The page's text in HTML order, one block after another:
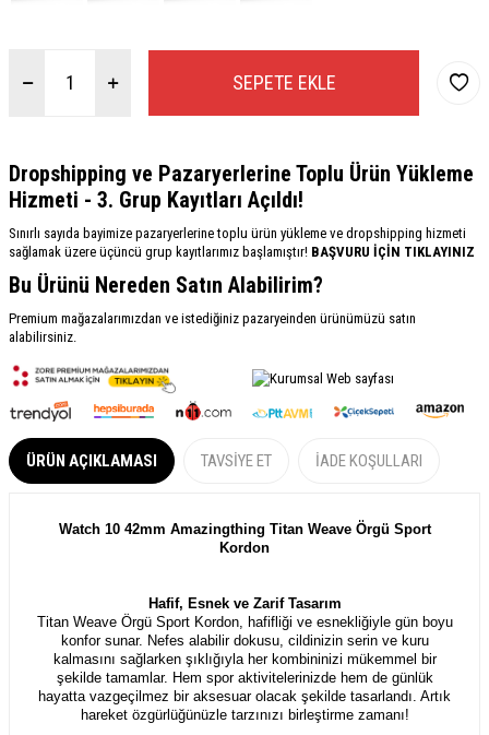
SEPETE EKLE
Dropshipping ve Pazaryerlerine Toplu Ürün Yükleme
Hizmeti - 3. Grup Kayıtları Açıldı!
Sınırlı sayıda bayimize pazaryerlerine toplu ürün yükleme ve dropshipping hizmeti
sağlamak üzere üçüncü grup kayıtlarımız başlamıştır! BAŞVURU İÇİN TIKLAYINIZ
Bu Ürünü Nereden Satın Alabilirim?
Premium mağazalarımızdan ve istediğiniz pazaryeinden ürünümüzü satın
alabilirsiniz.
ÜRÜN AÇIKLAMASI TAVSIYE ET İADE KOŞULLARI
Watch 10 42mm Amazingthing Titan Weave Örgü Sport
Kordon
Hafif, Esnek ve Zarif Tasarım
Titan Weave Örgü Sport Kordon, hafifliği ve esnekliğiyle gün boyu
konfor sunar. Nefes alabilir dokusu, cildinizin serin ve kuru
kalmasını sağlarken şıklığıyla her kombininizi mükemmel bir
şekilde tamamlar. Hem spor aktivitelerinizde hem de günlük
hayatta vazgeçilmez bir aksesuar olacak şekilde tasarlandı. Artık
hareket özgürlüğünüzle tarzınızı birleştirme zamanı!